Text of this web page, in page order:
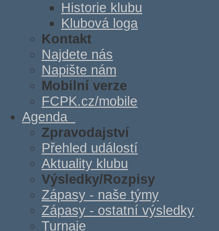
Historie klubu
Klubová loga
Kontakt
Najdete nás
Napište nám
Mobilní verze
FCPK.cz/mobile
Agenda
Zpravodajství
Přehled událostí
Aktuality klubu
Výsledky/Rozpisy
Zápasy - naše týmy
Zápasy - ostatní výsledky
Turnaje